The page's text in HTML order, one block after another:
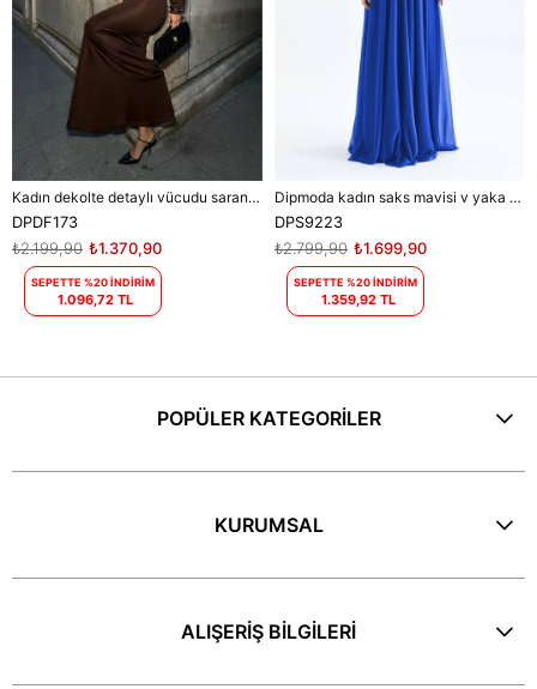
Kadın dekolte detaylı vücudu saran maxi elbise DPDF173
DPDF173
₺1.370,90
₺2.199,90
SEPETTE %20 İNDİRİM
1.096,72 TL
Dipmoda kadın saks mavisi v yaka simli tül abiye elbise DPS9223
DPS9223
₺1.699,90
₺2.799,90
SEPETTE %20 İNDİRİM
1.359,92 TL
POPÜLER KATEGORİLER
KURUMSAL
ALIŞERİŞ BİLGİLERİ